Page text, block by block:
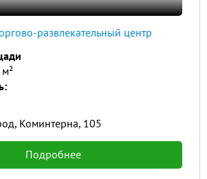
развлекательный центр
Коминтерна, 105
Подробнее